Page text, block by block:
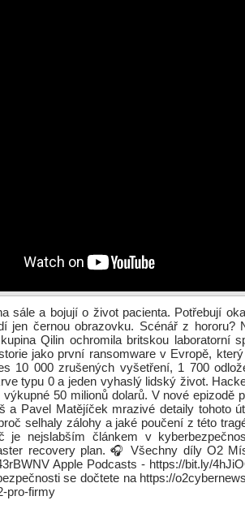
sále a bojují o život pacienta. Potřebují
jen černou obrazovku. Scénář z hororu?
Qilin ochromila britskou laboratorní
jako první ransomware v Evropě,
10 000 zrušených vyšetření, 1 700
typu 0 a jeden vyhaslý lidský život.
výkupné 50 milionů dolarů. V nové epizodě
a Pavel Matějíček mrazivé detaily tohoto
selhaly zálohy a jaké poučení z této
je nejslabším článkem v
recovery plan. 🎧 Všechny díly O2
Apple Podcasts - https://bit.ly/
se dočtete na https://
pro-firmy